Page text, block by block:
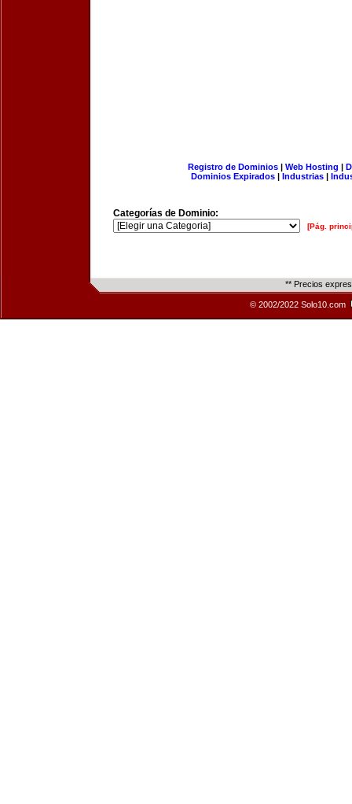
Registro de Dominios| Web Hosting |
Dominios Expirados | Industrias |
Categorías de Dominio:
[Pág.
** Precios
© 2002/2022 Solo10.com